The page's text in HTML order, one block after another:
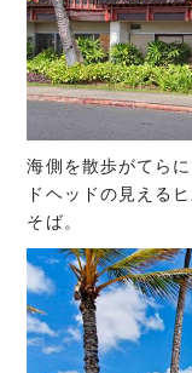
海側を散歩がてら
ドヘッドの見える
そば。